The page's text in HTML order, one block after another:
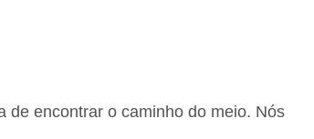
de encontrar o caminho do meio. Nós